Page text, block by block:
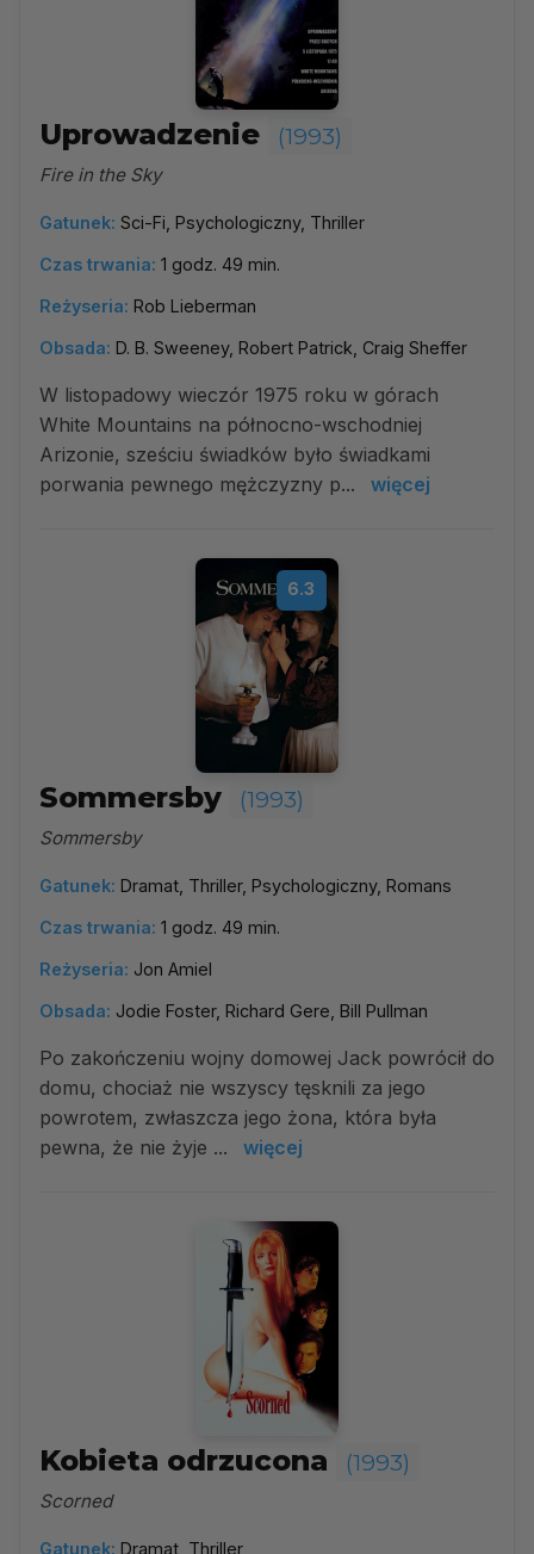
Uprowadzenie (1993)
Fire in the Sky
Gatunek: Sci-Fi, Psychologiczny, Thriller
Czas trwania: 1 godz. 49 min.
Reżyseria: Rob Lieberman
Obsada: D. B. Sweeney, Robert Patrick, Craig Sheffer
W listopadowy wieczór 1975 roku w górach
White Mountains na północno-wschodniej
Arizonie, sześciu świadków było świadkami
porwania pewnego mężczyzny p...
więcej
6.3
Sommersby (1993)
Sommersby
Gatunek: Dramat, Thriller, Psychologiczny, Romans
Czas trwania: 1 godz. 49 min.
Reżyseria: Jon Amiel
Obsada: Jodie Foster, Richard Gere, Bill Pullman
Po zakończeniu wojny domowej Jack powrócił do
domu, chociaż nie wszyscy tęsknili za jego
powrotem, zwłaszcza jego żona, która była
pewna, że nie żyje ...
więcej
Kobieta odrzucona (1993)
Scorned
Gatunek: Dramat, Thriller